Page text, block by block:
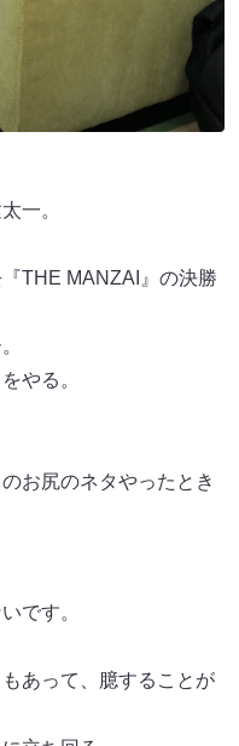
一。
THE MANZAI』の決勝
やる。
お尻のネタやったとき
です。
あって、臆することが